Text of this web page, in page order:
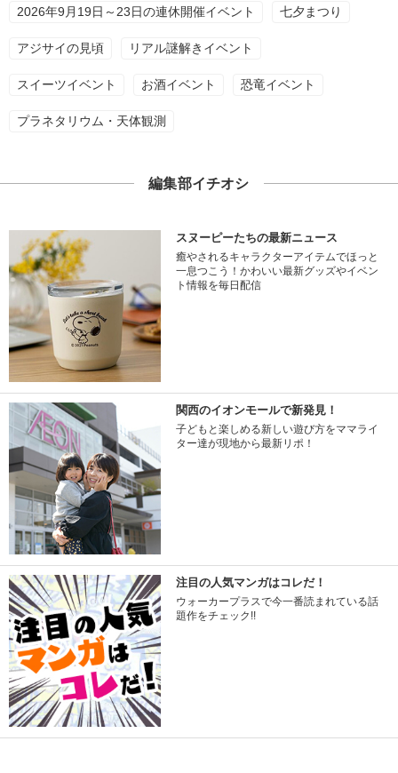
2026年9月19日～23日の連休開催イベント 七夕まつり
アジサイの見頃 リアル謎解きイベント
スイーツイベント お酒イベント 恐竜イベント
プラネタリウム・天体観測
編集部イチオシ
スヌーピーたちの最新ニュース
癒やされるキャラクターアイテムでほっと
一息つこう！かわいい最新グッズやイベン
ト情報を毎日配信
関西のイオンモールで新発見！
子どもと楽しめる新しい遊び方をママライ
ター達が現地から最新リポ！
注目の人気マンガはコレだ！
ウォーカープラスで今一番読まれている話
題作をチェック!!